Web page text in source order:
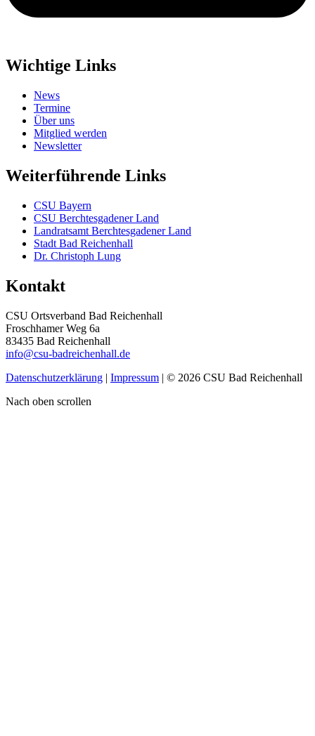
Wichtige Links
News
Termine
Über uns
Mitglied werden
Newsletter
Weiterführende Links
CSU Bayern
CSU Berchtesgadener Land
Landratsamt Berchtesgadener Land
Stadt Bad Reichenhall
Dr. Christoph Lung
Kontakt
CSU Ortsverband Bad Reichenhall
Froschhamer Weg 6a
83435 Bad Reichenhall
info@csu-badreichenhall.de
Datenschutzerklärung | Impressum | © 2026 CSU Bad Reichenhall
Nach oben scrollen